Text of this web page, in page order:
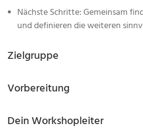
Nächste Schritte: Gemeinsam
und definieren die weiteren
Zielgruppe
Vorbereitung
Dein Workshopleiter